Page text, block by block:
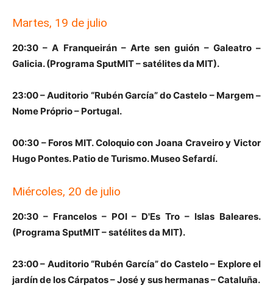
Martes, 19 de julio
20:30 – A Franqueirán – Arte sen guión – Galeatro –
Galicia. (Programa SputMIT – satélites da MIT).
23:00 – Auditorio “Rubén García” do Castelo – Margem –
Nome Próprio – Portugal.
00:30 – Foros MIT. Coloquio con Joana Craveiro y Victor
Hugo Pontes. Patio de Turismo. Museo Sefardí.
Miércoles, 20 de julio
20:30 – Francelos – POI – D'Es Tro – Islas Baleares.
(Programa SputMIT – satélites da MIT).
23:00 – Auditorio “Rubén García” do Castelo – Explore el
jardín de los Cárpatos – José y sus hermanas – Cataluña.